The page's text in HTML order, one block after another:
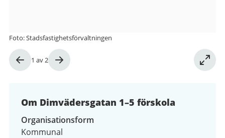
Bild
1 av 2
Foto: Stadsfastighetsförvaltningen
Om Dimvädersgatan 1–5 förskola
Organisationsform
Kommunal